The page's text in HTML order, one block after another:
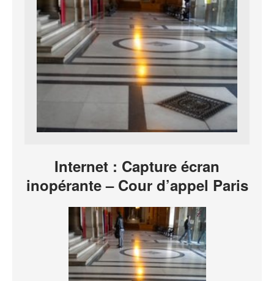
Internet : Capture écran
inopérante – Cour d’appel Paris